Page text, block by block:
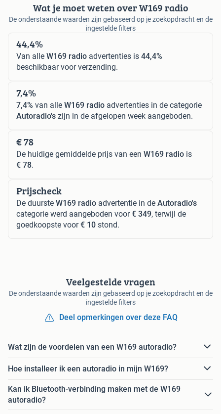
Wat je moet weten over W169 radio
De onderstaande waarden zijn gebaseerd op je zoekopdracht en de
ingestelde filters
44,4%
Van alle W169 radio advertenties is 44,4%
beschikbaar voor verzending.
7,4%
7,4% van alle W169 radio advertenties in de categorie
Autoradio's zijn in de afgelopen week aangeboden.
€ 78
De huidige gemiddelde prijs van een W169 radio is
€ 78.
Prijscheck
De duurste W169 radio advertentie in de Autoradio's
categorie werd aangeboden voor€ 349, terwijl de
goedkoopste voor€ 10 stond.
Veelgestelde vragen
De onderstaande waarden zijn gebaseerd op je zoekopdracht en de
ingestelde filters
Deel opmerkingen over deze FAQ
Wat zijn de voordelen van een W169 autoradio?
Hoe installeer ik een autoradio in mijn W169?
Kan ik Bluetooth-verbinding maken met de W169
autoradio?